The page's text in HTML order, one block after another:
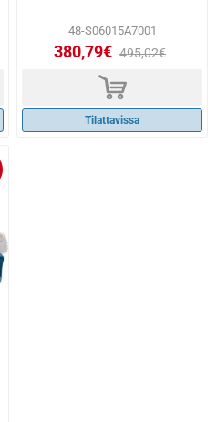
48-S06015A7001
380,79€ 495,02€
d
Tilattavissa